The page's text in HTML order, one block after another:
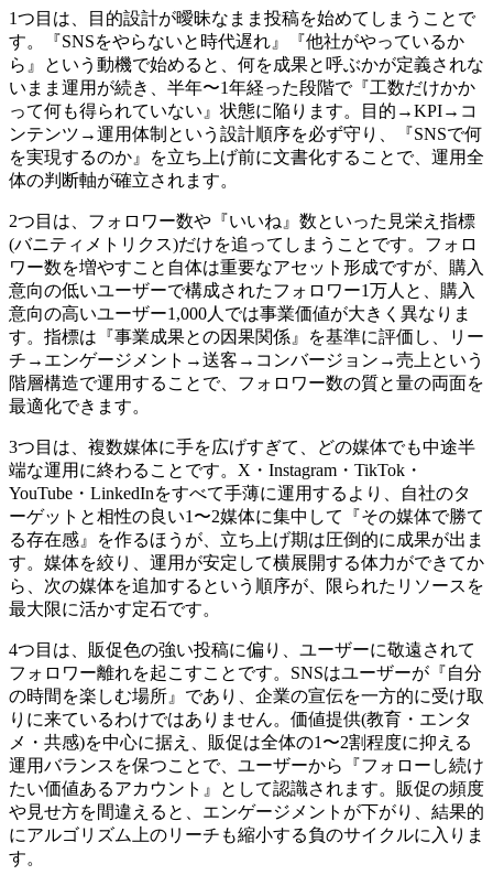
1つ目は、目的設計が曖昧なまま投稿を始めてしまうことで
す。『SNSをやらないと時代遅れ』『他社がやっているか
ら』という動機で始めると、何を成果と呼ぶかが定義されな
いまま運用が続き、半年〜1年経った段階で『工数だけかか
って何も得られていない』状態に陥ります。目的→KPI→コ
ンテンツ→運用体制という設計順序を必ず守り、『SNSで何
を実現するのか』を立ち上げ前に文書化することで、運用全
体の判断軸が確立されます。
2つ目は、フォロワー数や『いいね』数といった見栄え指標
(バニティメトリクス)だけを追ってしまうことです。フォロ
ワー数を増やすこと自体は重要なアセット形成ですが、購入
意向の低いユーザーで構成されたフォロワー1万人と、購入
意向の高いユーザー1,000人では事業価値が大きく異なりま
す。指標は『事業成果との因果関係』を基準に評価し、リー
チ→エンゲージメント→送客→コンバージョン→売上という
階層構造で運用することで、フォロワー数の質と量の両面を
最適化できます。
3つ目は、複数媒体に手を広げすぎて、どの媒体でも中途半
端な運用に終わることです。X・Instagram・TikTok・
YouTube・LinkedInをすべて手薄に運用するより、自社のタ
ーゲットと相性の良い1〜2媒体に集中して『その媒体で勝て
る存在感』を作るほうが、立ち上げ期は圧倒的に成果が出ま
す。媒体を絞り、運用が安定して横展開する体力ができてか
ら、次の媒体を追加するという順序が、限られたリソースを
最大限に活かす定石です。
4つ目は、販促色の強い投稿に偏り、ユーザーに敬遠されて
フォロワー離れを起こすことです。SNSはユーザーが『自分
の時間を楽しむ場所』であり、企業の宣伝を一方的に受け取
りに来ているわけではありません。価値提供(教育・エンタ
メ・共感)を中心に据え、販促は全体の1〜2割程度に抑える
運用バランスを保つことで、ユーザーから『フォローし続け
たい価値あるアカウント』として認識されます。販促の頻度
や見せ方を間違えると、エンゲージメントが下がり、結果的
にアルゴリズム上のリーチも縮小する負のサイクルに入りま
す。